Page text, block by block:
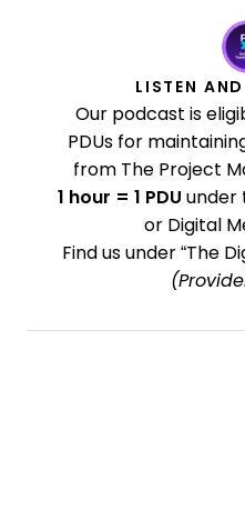
LISTEN
Our podcast is
PDUs for
from The Project
1 hour = 1 PDU under
or Digital
Find us under “The